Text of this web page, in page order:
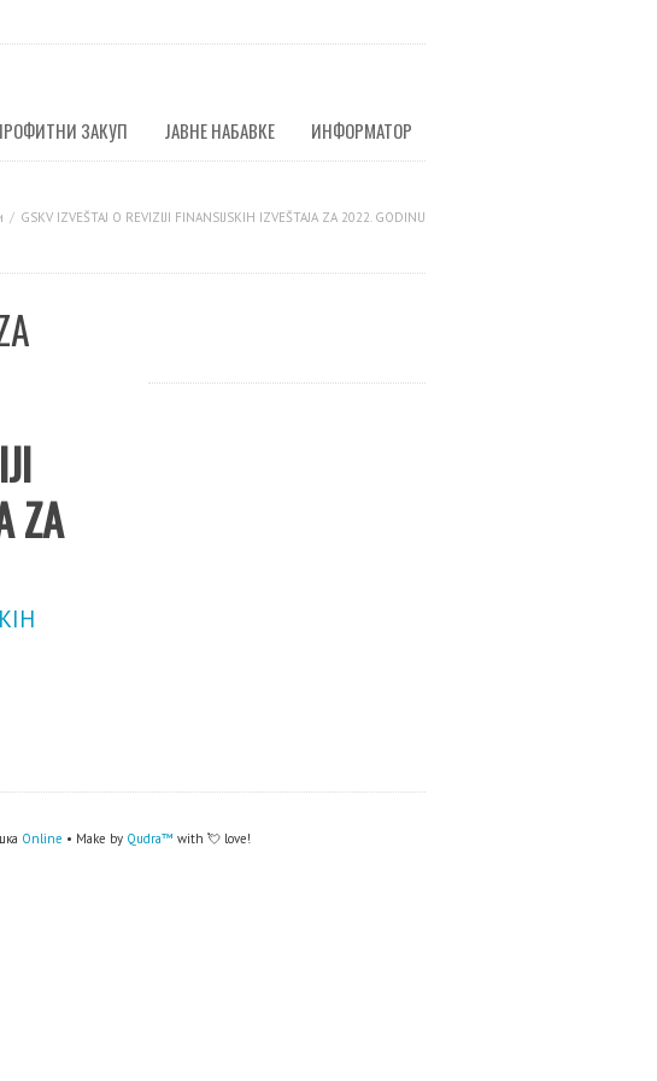
ЗАКУП ЈАВНЕ НАБАВКЕ ИНФОРМАТОР
GSKV IZVEŠTAJ O REVIZIJI FINANSIJSKIH IZVEŠTAJA ZA 2022. GODINU
ZA
Online • Make by Qudra™ with 💘 love!